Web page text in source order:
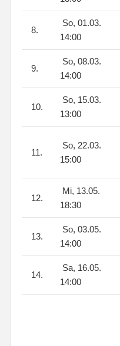
8.
So, 01.03.
14:00
9.
So, 08.03.
14:00
10.
So, 15.03.
13:00
11.
So, 22.03.
15:00
12.
Mi, 13.05.
18:30
13.
So, 03.05.
14:00
14.
Sa, 16.05.
14:00